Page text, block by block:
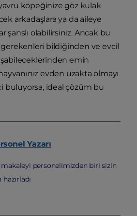
köpeğinize göz kulak
arkadaşlara ya da aileye
şanslı olabilirsiniz. Ancak bu
gerekenleri bildiğinden ve evcil
emin
evden uzakta olmayı
buluyorsa, ideal çözüm bu
Yazarı
personelimizden biri sizin
hazırladı